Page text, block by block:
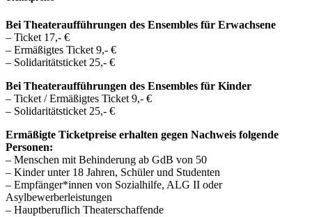
Bei Theateraufführungen des Ensembles für Erwachsene
– Ticket 17,- €
– Ermäßigtes Ticket 9,- €
– Solidaritätsticket 25,- €
Bei Theateraufführungen des Ensembles für Kinder
– Ticket / Ermäßigtes Ticket 9,- €
– Solidaritätsticket 25,- €
Ermäßigte Ticketpreise erhalten gegen Nachweis folgende
Personen:
– Menschen mit Behinderung ab GdB von 50
– Kinder unter 18 Jahren, Schüler und Studenten
– Empfänger*innen von Sozialhilfe, ALG II oder
Asylbewerberleistungen
– Hauptberuflich Theaterschaffende